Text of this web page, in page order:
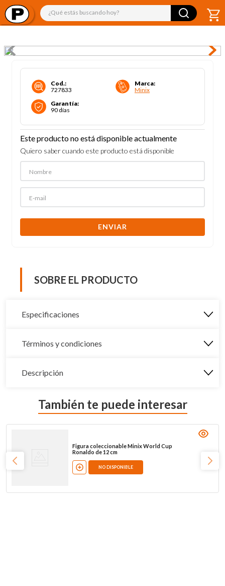
¿Qué estás buscando hoy?
Cod.:
727833
Marca:
Minix
Garantía:
90 días
Este producto no está disponible actualmente
Quiero saber cuando este producto está disponible
ENVIAR
SOBRE EL PRODUCTO
Especificaciones
Términos y condiciones
Descripción
También te puede interesar
Figura coleccionable Minix World Cup
Ronaldo de 12 cm
NO DISPONIBLE